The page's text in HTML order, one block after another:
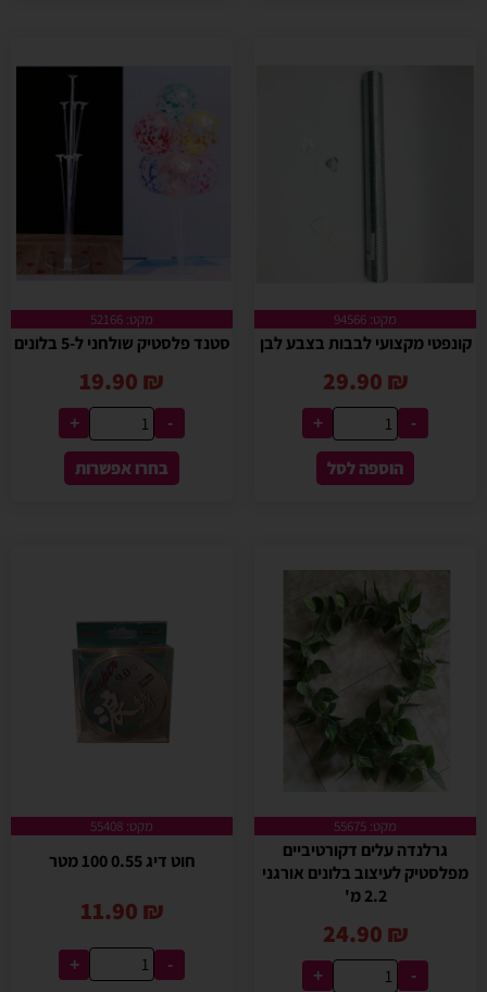
מקט: 94566
קונפטי מקצועי לבבות בצבע לבן
29.90 ₪
-
+
הוספה לסל
מקט: 52166
סטנד פלסטיק שולחני ל-5 בלונים
19.90 ₪
-
+
בחרו אפשרות
מקט: 55675
גרלנדה עלים דקורטיביים
מפלסטיק לעיצוב בלונים אורגני
2.2 מ'
24.90 ₪
-
+
מקט: 55408
חוט דיג 0.55 100 מטר
11.90 ₪
-
+